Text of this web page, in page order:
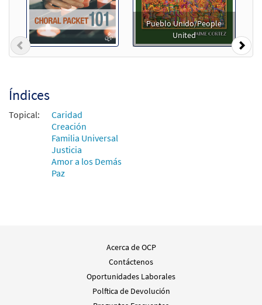
Pueblo Unido/People
United
Previous
Índices
Topical:
Caridad
Creación
Familia Universal
Justicia
Amor a los Demás
Paz
Acerca de OCP
Contáctenos
Oportunidades Laborales
Polftica de Devolución